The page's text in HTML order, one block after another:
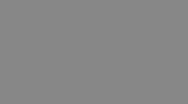
Detta är fördelaktigt
optimera